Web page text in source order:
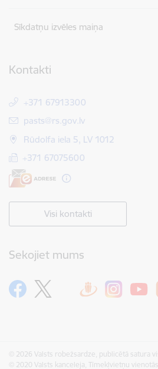
Sīkdatņu izvēles maiņa
Kontakti
+371 67913300
E-pasts:
pasts@rs.gov.lv
Rūdolfa iela 5, LV 1012
+371 67075600
Visi kontakti
Sekojiet mums
© 2026 Valsts robežsardze, publicētā satura
© 2020 Valsts kanceleja, Tīmekļvietņu